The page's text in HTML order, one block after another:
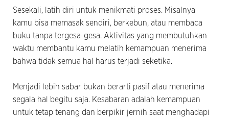
Sesekali, latih diri untuk menikmati proses. Misalnya
kamu bisa memasak sendiri, berkebun, atau membaca
buku tanpa tergesa-gesa. Aktivitas yang membutuhkan
waktu membantu kamu melatih kemampuan menerima
bahwa tidak semua hal harus terjadi seketika.
Menjadi lebih sabar bukan berarti pasif atau menerima
segala hal begitu saja. Kesabaran adalah kemampuan
untuk tetap tenang dan berpikir jernih saat menghadapi